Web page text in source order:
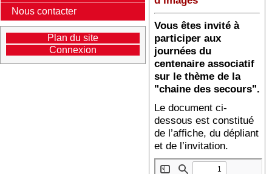
Nous contacter
Plan du site
Connexion
Vous êtes invité à
participer aux
journées du
centenaire associatif
sur le thème de la
"chaine des secours".
Le document ci-
dessous est constitué
de l’affiche, du dépliant
et de l’invitation.